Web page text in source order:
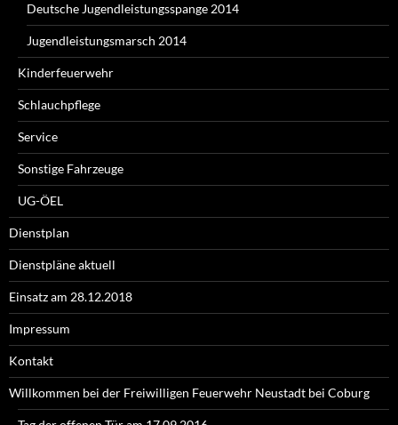
Deutsche Jugendleistungsspange 2014
Jugendleistungsmarsch 2014
Kinderfeuerwehr
Schlauchpflege
Service
Sonstige Fahrzeuge
UG-ÖEL
Dienstplan
Dienstpläne aktuell
Einsatz am 28.12.2018
Impressum
Kontakt
Willkommen bei der Freiwilligen Feuerwehr Neustadt bei Coburg